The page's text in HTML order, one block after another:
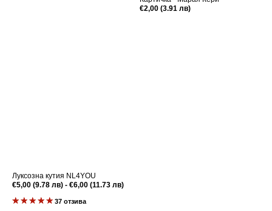
Луксозна кутия NL4YOU
Редовна
€5,00 (9.78 лв) - €6,00 (11.73 лв)
37 отзива
Редовна
€2,00 (3.91 лв)